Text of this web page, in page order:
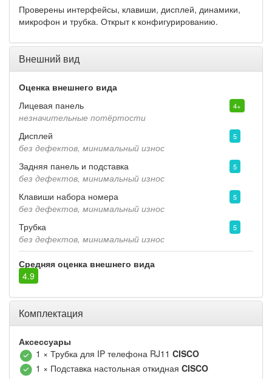
Проверены интерфейсы, клавиши, дисплей, динамики,
микрофон и трубка. Открыт к конфигурированию.
Внешний вид
Оценка внешнего вида
Лицевая панель
4+
незначительные потёртости
Дисплей
5
без дефектов, минимальный износ
Задняя панель и подставка
5
без дефектов, минимальный износ
Клавиши набора номера
5
без дефектов, минимальный износ
Трубка
5
без дефектов, минимальный износ
Средняя оценка внешнего вида
4.9
Комплектация
Аксессуары
1 × Трубка для IP телефона RJ11 CISCO
1 × Подставка настольная откидная CISCO